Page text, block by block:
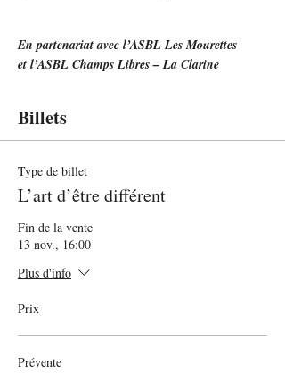
En partenariat avec l’ASBL Les Mourettes
et l’ASBL Champs Libres – La Clarine
Billets
Type de billet
L’art d’être différent
Fin de la vente
13 nov., 16:00
Plus d'info
Prix
Prévente